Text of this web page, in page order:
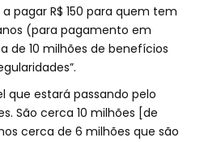
pagar R$ 150 para quem tem
(para pagamento em
de 10 milhões de benefícios
que estará passando pelo
São cerca 10 milhões [de
cerca de 6 milhões que são